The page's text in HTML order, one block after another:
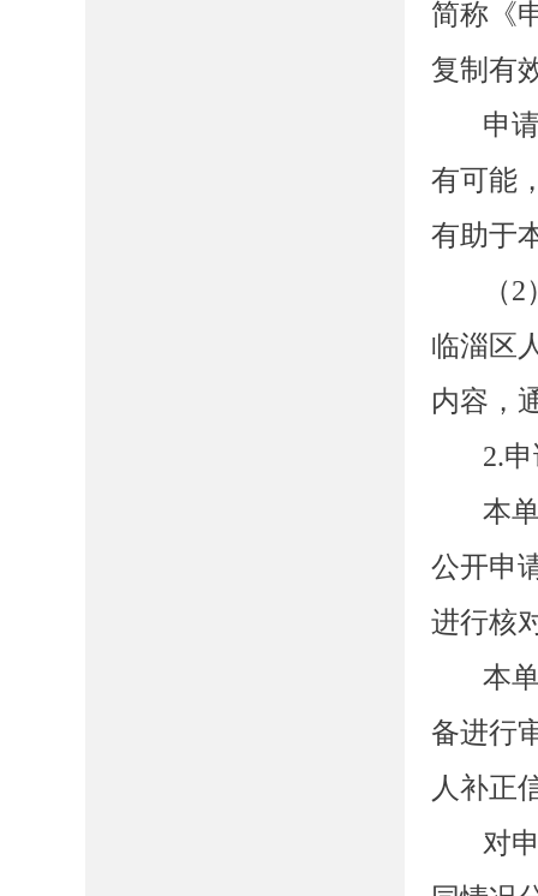
简称《
复制有
申
有可能
有助于
（2
临淄区
内容，
2.
本
公开申
进行核
本
备进行
人补正
对